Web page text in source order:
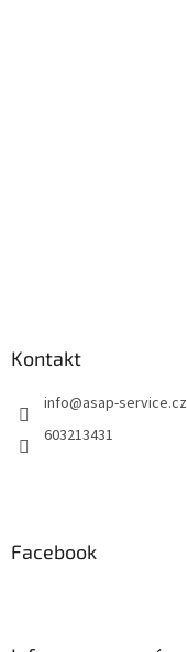
Kontakt
info@asap-service.cz
603213431
Facebook